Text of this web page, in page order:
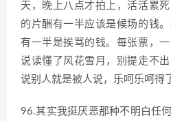
天，晚上八点才拍上，活活累
的片酬有一半应该是候场的钱
有一半是挨骂的钱。每张票，
说读懂了风花雪月，别提走不
说别人就是被人说，乐呵乐呵得
96.其实我挺厌恶那种不明白任